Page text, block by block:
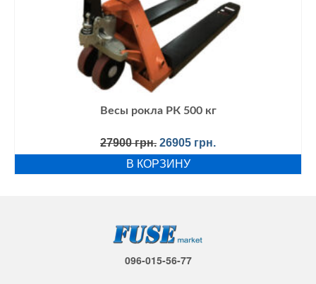
Весы рокла РК 500 кг
27900грн. Первоначальная
цена
составляла
26905 грн.
цена:
В КОРЗИНУ
096-015-56-77